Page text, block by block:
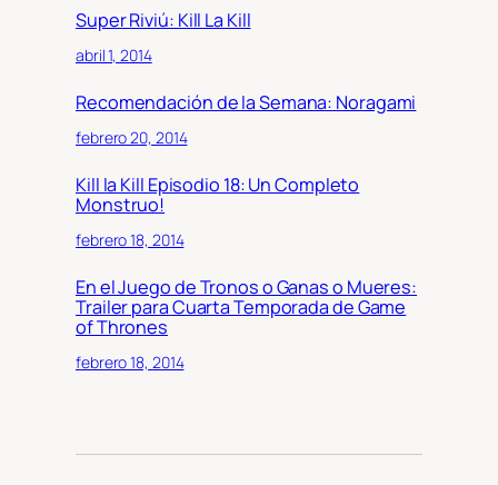
Super Riviú: Kill La Kill
abril 1, 2014
Recomendación de la Semana: Noragami
febrero 20, 2014
Kill la Kill Episodio 18: Un Completo
Monstruo!
febrero 18, 2014
En el Juego de Tronos o Ganas o Mueres:
Trailer para Cuarta Temporada de Game
of Thrones
febrero 18, 2014